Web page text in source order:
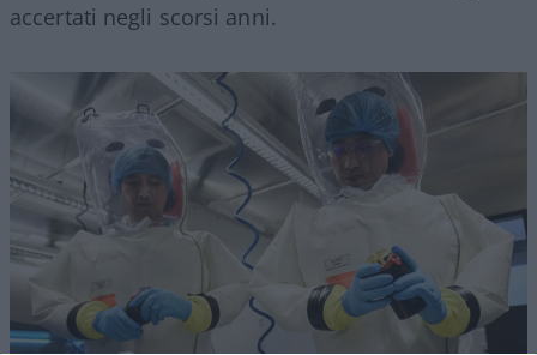
accertati negli scorsi anni.